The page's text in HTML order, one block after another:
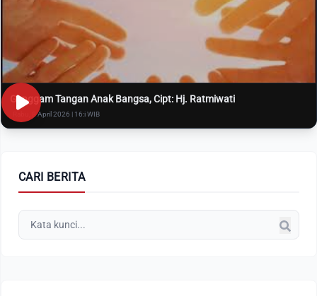
Genggam Tangan Anak Bangsa, Cipt: Hj. Ratmiwati
Rabu, 8 April 2026 | 16:i WIB
CARI BERITA